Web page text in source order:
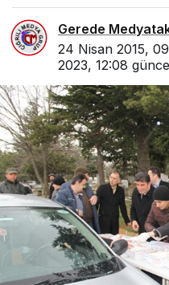
Gerede
24 Nisan 2015,
2023, 12:08